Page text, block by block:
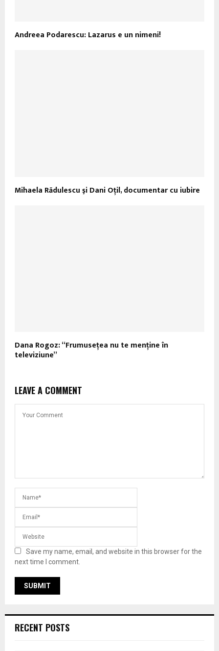
Andreea Podarescu: Lazarus e un nimeni!
Mihaela Rădulescu şi Dani Oţil, documentar cu iubire
Dana Rogoz: “Frumuseţea nu te menţine în
televiziune”
LEAVE A COMMENT
Save my name, email, and website in this browser for the
next time I comment.
RECENT POSTS